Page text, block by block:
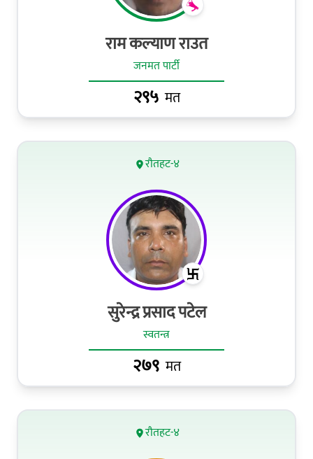
राम कल्याण राउत
जनमत पार्टी
२९५ मत
रौतहट-४
सुरेन्द्र प्रसाद पटेल
स्वतन्त्र
२७९ मत
रौतहट-४